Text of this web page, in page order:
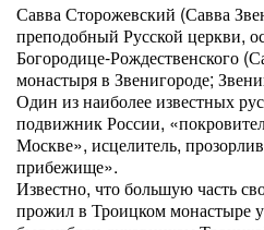
Савва Сторожевский (Савва
преподобный Русской церкви,
Богородице-Рождественского
монастыря в Звенигороде;
Один из наиболее известных
подвижник России,
Москве», исцелитель,
прибежище».
Известно, что большую часть
прожил в Троицком монастыре